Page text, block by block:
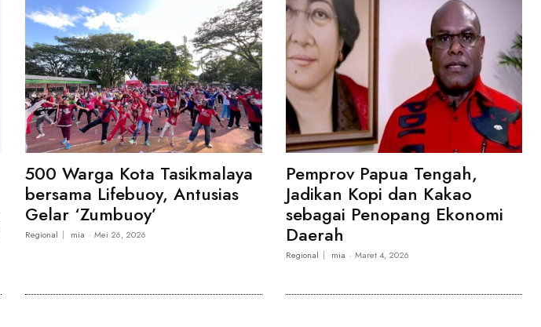
500 Warga Kota Tasikmalaya
bersama Lifebuoy, Antusias
Gelar ‘Zumbuoy’
Regional mia - Mei 26, 2026
Pemprov Papua Tengah,
Jadikan Kopi dan Kakao
sebagai Penopang Ekonomi
Daerah
Regional mia - Maret 4, 2026